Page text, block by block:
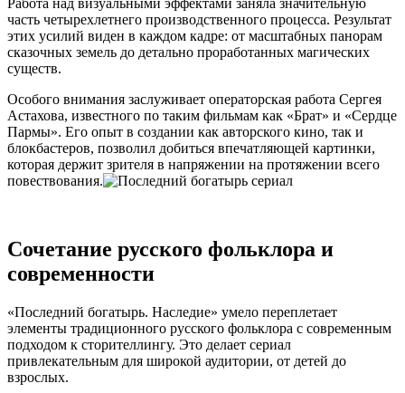
часть четырехлетнего производственного процесса. Результат
этих усилий виден в каждом кадре: от масштабных панорам
сказочных земель до детально проработанных магических
существ.
Особого внимания заслуживает операторская работа Сергея
Астахова, известного по таким фильмам как «Брат» и «Сердце
Пармы». Его опыт в создании как авторского кино, так и
блокбастеров, позволил добиться впечатляющей картинки,
которая держит зрителя в напряжении на протяжении всего
повествования.
Сочетание русского фольклора и
современности
«Последний богатырь. Наследие» умело переплетает
элементы традиционного русского фольклора с современным
подходом к сторителлингу. Это делает сериал
привлекательным для широкой аудитории, от детей до
взрослых.